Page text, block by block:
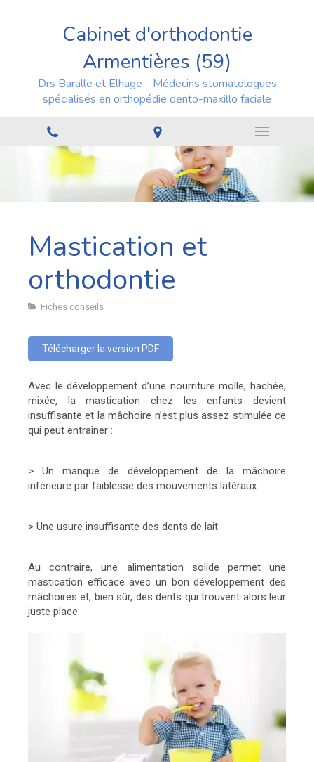
Cabinet d'orthodontie
Armentières (59)
Drs Baralle et Elhage - Médecins stomatologues
spécialisés en orthopédie dento-maxillo faciale
Mastication et
orthodontie
Fiches conseils
Télécharger la version PDF
Avec le développement d’une nourriture molle, hachée,
mixée, la mastication chez les enfants devient
insuffisante et la mâchoire n’est plus assez stimulée ce
qui peut entraîner :
> Un manque de développement de la mâchoire
inférieure par faiblesse des mouvements latéraux.
> Une usure insuffisante des dents de lait.
Au contraire, une alimentation solide permet une
mastication efficace avec un bon développement des
mâchoires et, bien sûr, des dents qui trouvent alors leur
juste place.